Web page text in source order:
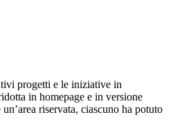
progetti e le iniziative in
in homepage e in versione
riservata, ciascuno ha potuto